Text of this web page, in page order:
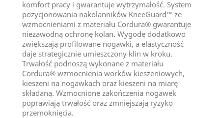
komfort pracy i gwarantuje wytrzymałość. System
pozycjonowania nakolanników KneeGuard™ ze
wzmocnieniami z materiału Cordura® gwarantuje
niezawodną ochronę kolan. Wygodę dodatkowo
zwiększają profilowane nogawki, a elastyczność
daje strategicznie umieszczony klin w kroku.
Trwałość podnoszą wykonane z materiału
Cordura® wzmocnienia worków kieszeniowych,
kieszeni na nogawkach oraz kieszeni na miarę
składaną. Wzmocnione zakończenia nogawek
poprawiają trwałość oraz zmniejszają ryzyko
przemoknięcia.